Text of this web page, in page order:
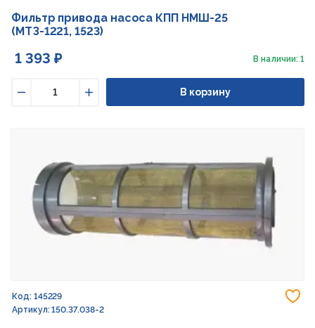
Фильтр привода насоса КПП НМШ-25
(МТЗ-1221, 1523)
1 393 ₽ В наличии: 1
Увеличить
В корзину
Код: 145229
Артикул: 150.37.038-2